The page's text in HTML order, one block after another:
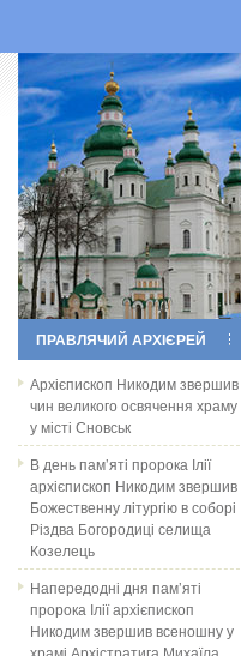
ПРАВЛЯЧИЙ АРХІЄРЕЙ
Архієпископ Никодим звершив
чин великого освячення храму
у місті Сновськ
В день пам’яті пророка Ілії
архієпископ Никодим звершив
Божественну літургію в соборі
Різдва Богородиці селища
Козелець
Напередодні дня пам’яті
пророка Ілії архієпископ
Никодим звершив всеношну у
храмі Архістратига Михаїла